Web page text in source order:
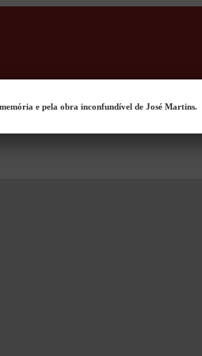
e pela obra inconfundível de José Martins.